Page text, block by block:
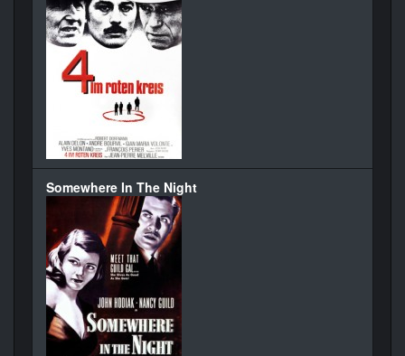
Somewhere In The Night